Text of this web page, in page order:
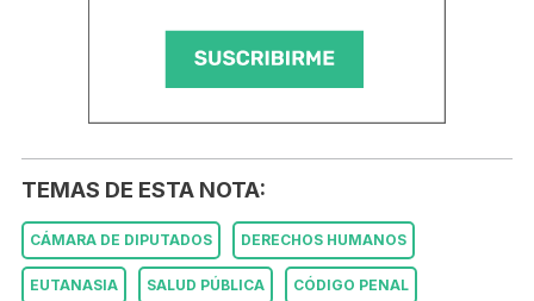
TEMAS DE ESTA NOTA:
CÁMARA DE DIPUTADOS DERECHOS HUMANOS
EUTANASIA SALUD PÚBLICA CÓDIGO PENAL